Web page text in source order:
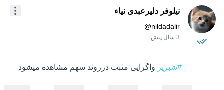
نیلوفر دلیرعبدی نیاء
@nildadalir
3 سال پیش
#شبریز واگرایی مثبت درروند سهم مشاهده میشود